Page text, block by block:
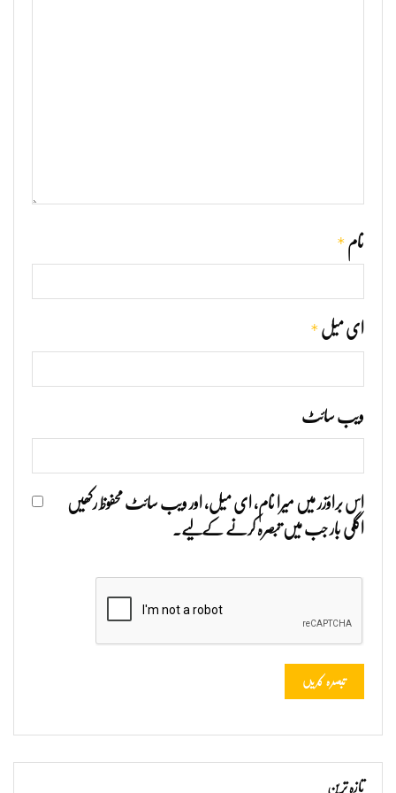
نام *
ای میل *
ویب‌ سائٹ
اس براؤزر میں میرا نام، ای میل، اور ویب سائٹ محفوظ رکھیں
اگلی بار جب میں تبصرہ کرنے کےلیے۔
تازہ ترین